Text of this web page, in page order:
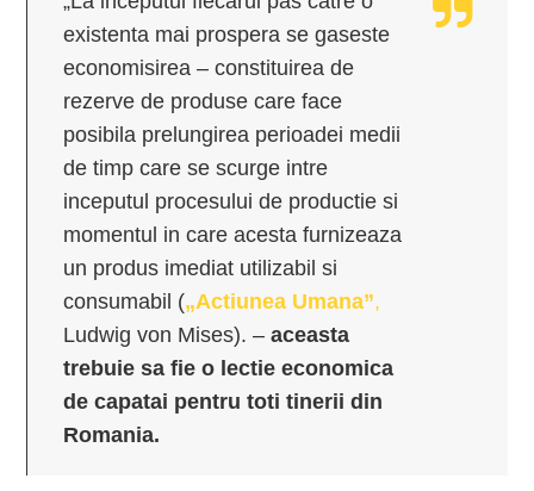
existenta mai prospera se gaseste
economisirea – constituirea de
rezerve de produse care face
posibila prelungirea perioadei medii
de timp care se scurge intre
inceputul procesului de productie si
momentul in care acesta furnizeaza
un produs imediat utilizabil si
consumabil („Actiunea Umana”,
Ludwig von Mises). –aceasta
trebuie sa fie o lectie economica
de capatai pentru toti tinerii din
Romania.